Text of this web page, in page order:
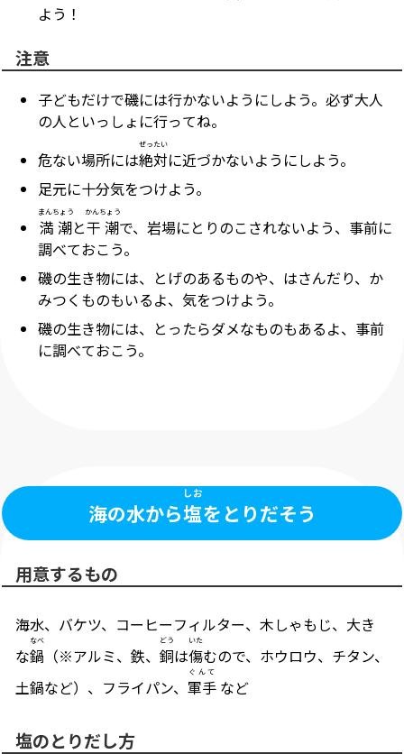
よう！
注意
子どもだけで磯には行かないようにしよう。必ず大人
の人といっしょに行ってね。
危ない場所には絶対
ぜったい
に近づかないようにしよう。
足元に十分気をつけよう。
満潮
まんちょう
と干潮
かんちょう
で、岩場にとりのこされないよう、事前に
調べておこう。
磯の生き物には、とげのあるものや、はさんだり、か
みつくものもいるよ、気をつけよう。
磯の生き物には、とったらダメなものもあるよ、事前
に調べておこう。
海の水から塩
しお
をとりだそう
用意するもの
海水、バケツ、コーヒーフィルター、木しゃもじ、大き
な鍋
なべ
（※アルミ、鉄、 銅
どう
は傷
いた
むので、ホウロウ、チタン、
土鍋など）、フライパン、 軍手
ぐんて
など
塩のとりだし方